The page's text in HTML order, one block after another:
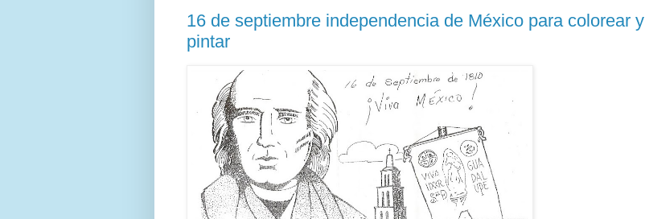
16 de septiembre independencia de México para colorear y
pintar